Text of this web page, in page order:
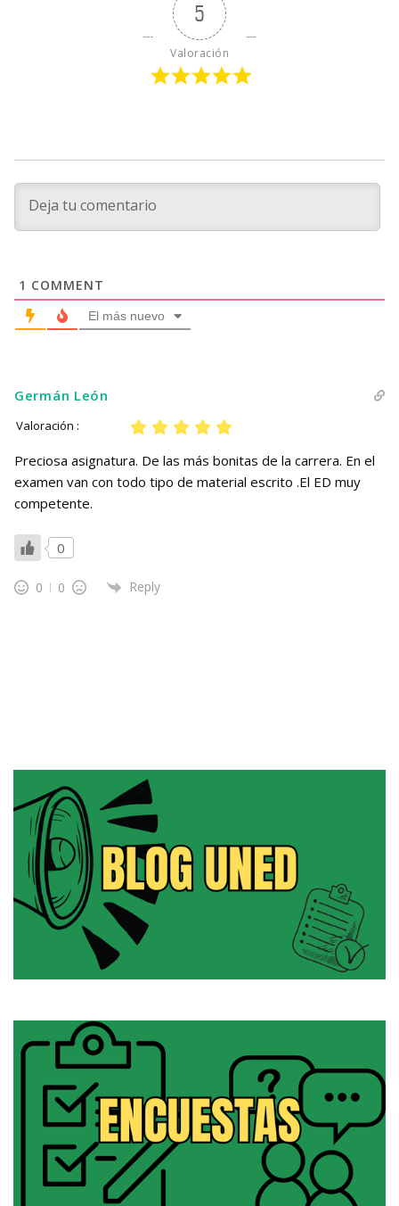
5
Valoración
1 COMMENT
El más nuevo
Germán León
Valoración :
Preciosa asignatura. De las más bonitas de la carrera. En el
examen van con todo tipo de material escrito .El ED muy
competente.
0
0 0 Reply